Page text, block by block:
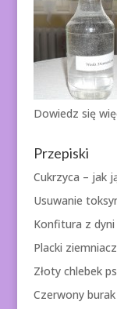
Dowiedz się
Przepiski
Cukrzyca – jak
Usuwanie
Konfitura z dyni
Placki
Złoty chlebek
Czerwony